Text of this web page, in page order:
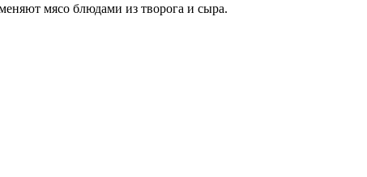
мясо блюдами из творога и сыра.